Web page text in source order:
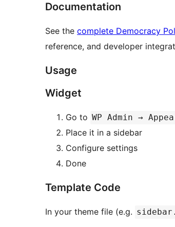
Documentation
See the complete Democracy
reference, and developer
Usage
Widget
Go to WP Admin →
Place it in a sidebar
Configure settings
Done
Template Code
In your theme file (e.g.